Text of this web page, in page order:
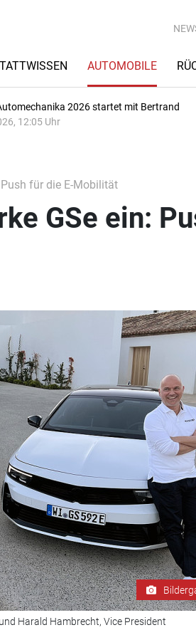
AUTOMOBILE
2026 startet mit Bertrand
12:05 Uhr
für die E-Mobilität
GSe ein:
Harald Hambrecht, Vice President